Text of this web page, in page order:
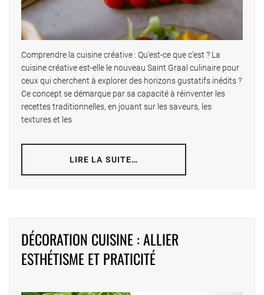
Comprendre la cuisine créative : Qu’est-ce que c’est ? La
cuisine créative est-elle le nouveau Saint Graal culinaire pour
ceux qui cherchent à explorer des horizons gustatifs inédits ?
Ce concept se démarque par sa capacité à réinventer les
recettes traditionnelles, en jouant sur les saveurs, les
textures et les
LIRE LA SUITE…
DÉCORATION CUISINE : ALLIER
ESTHÉTISME ET PRATICITÉ